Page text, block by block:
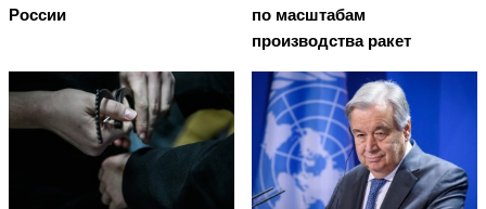
России
по масштабам
производства ракет